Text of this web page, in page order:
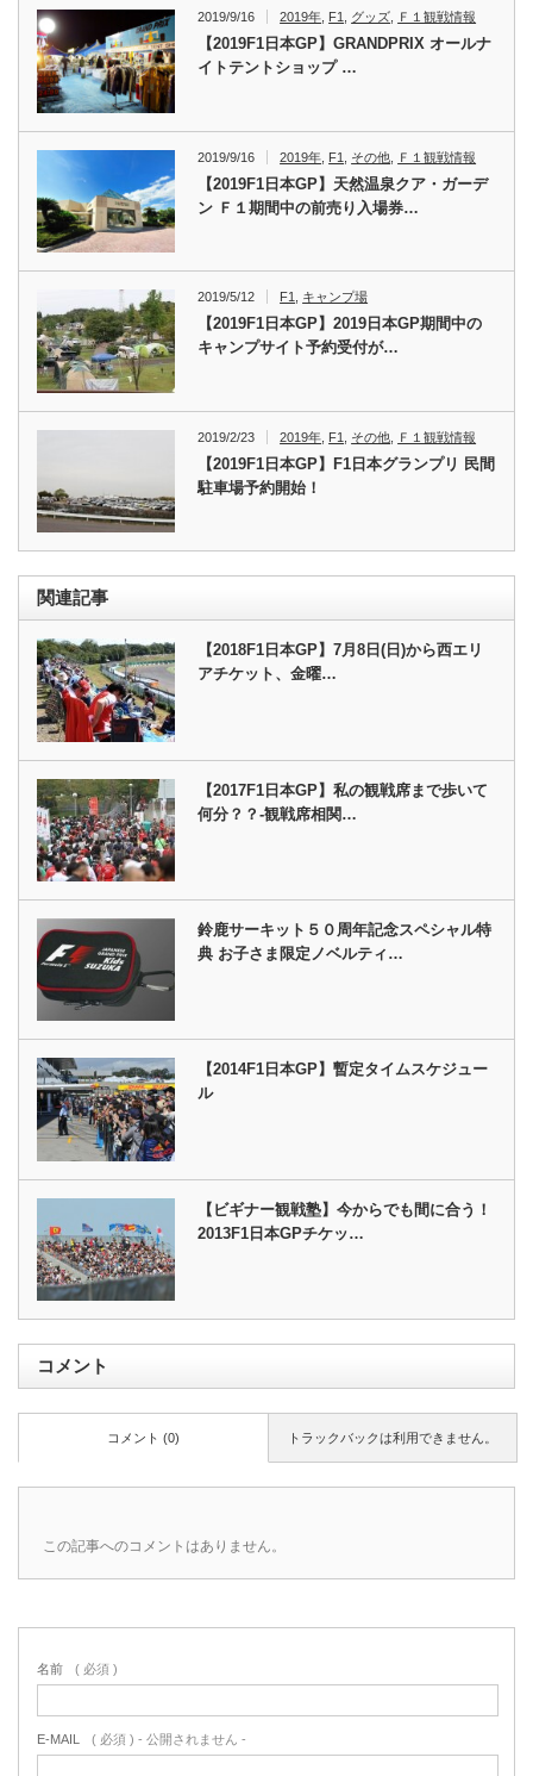
2019/9/16 2019年 F1 グッズ Ｆ１観戦情報
【2019F1日本GP】GRANDPRIX オールナ
イトテントショップ …
2019/9/16 2019年 F1 その他 Ｆ１観戦情報
【2019F1日本GP】天然温泉クア・ガーデ
ン Ｆ１期間中の前売り入場券…
2019/5/12 F1 キャンプ場
【2019F1日本GP】2019日本GP期間中の
キャンプサイト予約受付が…
2019/2/23 2019年 F1 その他 Ｆ１観戦情報
【2019F1日本GP】F1日本グランプリ 民間
駐車場予約開始！
関連記事
【2018F1日本GP】7月8日(日)から西エリ
アチケット、金曜…
【2017F1日本GP】私の観戦席まで歩いて
何分？？-観戦席相関…
鈴鹿サーキット５０周年記念スペシャル特
典 お子さま限定ノベルティ…
【2014F1日本GP】暫定タイムスケジュー
ル
【ビギナー観戦塾】今からでも間に合う！
2013F1日本GPチケッ…
コメント
トラックバックは利用できません。
コメント (0)
この記事へのコメントはありません。
名前 ( 必須 )
E-MAIL ( 必須 ) - 公開されません -